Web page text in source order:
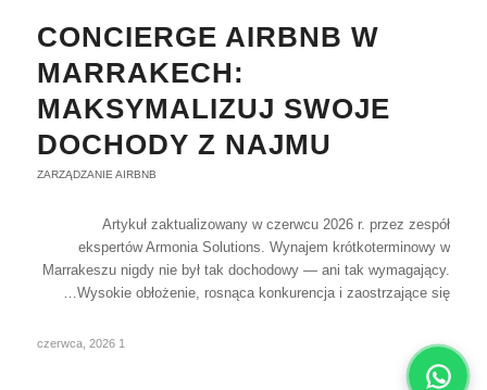
CONCIERGE AIRBNB W
MARRAKECH:
MAKSYMALIZUJ SWOJE
DOCHODY Z NAJMU
ZARZĄDZANIE AIRBNB
Artykuł zaktualizowany w czerwcu 2026 r. przez zespół
ekspertów Armonia Solutions. Wynajem krótkoterminowy w
Marrakeszu nigdy nie był tak dochodowy — ani tak wymagający.
Wysokie obłożenie, rosnąca konkurencja i zaostrzające się…
1 czerwca, 2026